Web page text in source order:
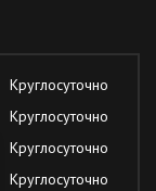
Круглосуточно
Круглосуточно
Круглосуточно
Круглосуточно